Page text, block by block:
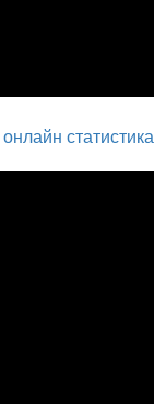
онлайн статистика